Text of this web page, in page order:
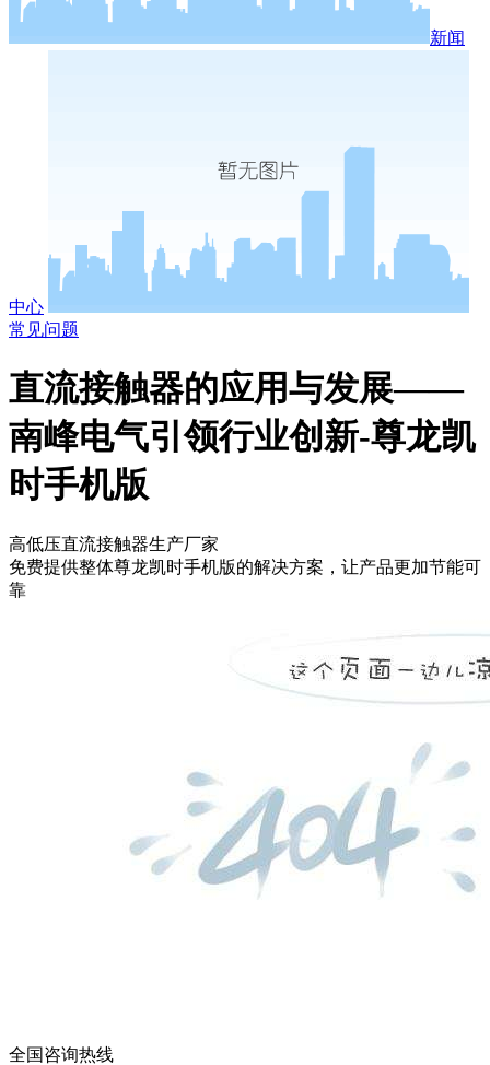
新闻
中心
常见问题
直流接触器的应用与发展——
南峰电气引领行业创新-尊龙凯
时手机版
高低压直流接触器生产厂家
免费提供整体尊龙凯时手机版的解决方案，让产品更加节能可
靠
全国咨询热线